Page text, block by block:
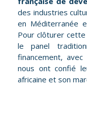
des industries
en Méditerranée
Pour clôturer cette
le panel
financement,
nous ont confié
africaine et son